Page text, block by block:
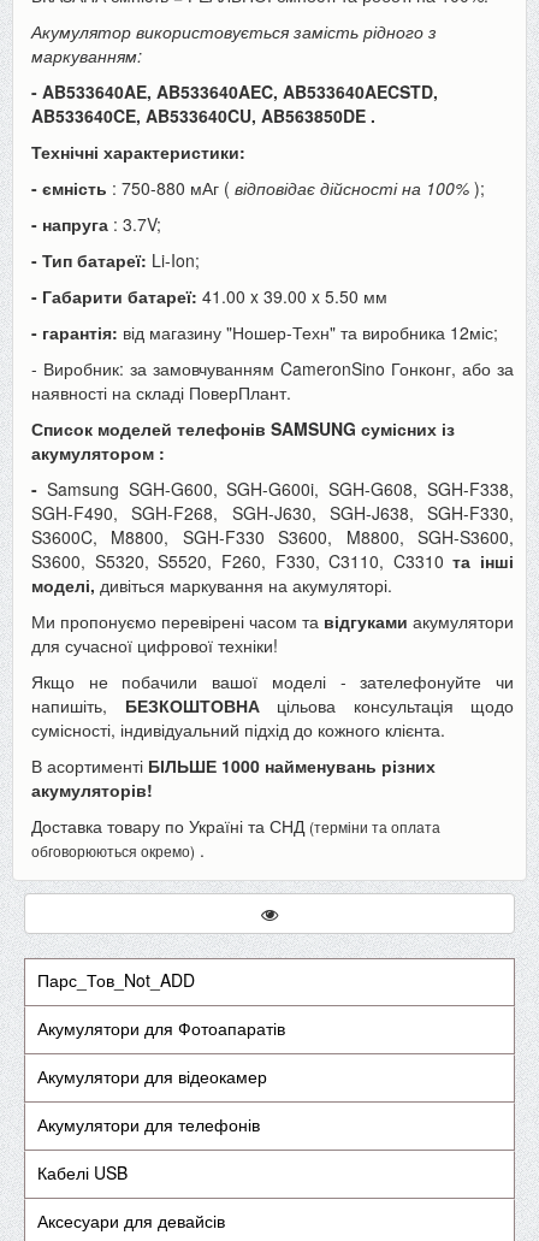
Акумулятор використовується замість рідного з
маркуванням:
- AB533640AE, AB533640AEC, AB533640AECSTD,
AB533640CE, AB533640CU, AB563850DE .
Технічні характеристики:
- ємність : 750-880 мАг ( відповідає дійсності на 100% );
- напруга : 3.7V;
- Тип батареї: Li-Ion;
- Габарити батареї: 41.00 x 39.00 x 5.50 мм
- гарантія: від магазину "Ношер-Техн" та виробника 12міс;
- Виробник: за замовчуванням CameronSino Гонконг, або за
наявності на складі ПоверПлант.
Список моделей телефонів SAMSUNG сумісних із
акумулятором :
- Samsung SGH-G600, SGH-G600i, SGH-G608, SGH-F338,
SGH-F490, SGH-F268, SGH-J630, SGH-J638, SGH-F330,
S3600C, M8800, SGH-F330 S3600, M8800, SGH-S3600,
S3600, S5320, S5520, F260, F330, C3110, C3310та інші
моделі, дивіться маркування на акумуляторі.
Ми пропонуємо перевірені часом та відгуками акумулятори
для сучасної цифрової техніки!
Якщо не побачили вашої моделі - зателефонуйте чи
напишіть, БЕЗКОШТОВНАцільова консультація щодо
сумісності, індивідуальний підхід до кожного клієнта.
В асортименті БІЛЬШЕ 1000 найменувань різних
акумуляторів!
Доставка товару по Україні та СНД (терміни та оплата
обговорюються окремо) .
Парс_Тов_Not_ADD
Акумулятори для Фотоапаратів
Акумулятори для відеокамер
Акумулятори для телефонів
Кабелі USB
Аксесуари для девайсів